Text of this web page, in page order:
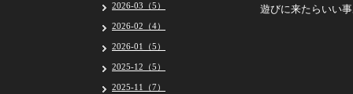
遊びに来たらいい
2026-03（5）
2026-02（4）
2026-01（5）
2025-12（5）
2025-11（7）